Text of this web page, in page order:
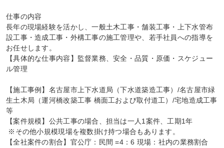
仕事の内容
長年の現場経験を活かし、一般土木工事・舗装工事・上下水管布
設工事・造成工事・外構工事の施工管理や、若手社員への指導を
お任せします。
【具体的な仕事内容】監督業務、安全・品質・原価・スケジュー
ル管理
【施工事例】名古屋市上下水道局（下水道築造工事）/名古屋市緑
生土木局（運河橋改築工事 橋面工および取付道工）/宅地造成工事
等
【案件規模】公共工事の場合、担当は一人1案件、工期1年
【全社案件の割合】官公庁：民間 =4：6 現場：社内の業務割合